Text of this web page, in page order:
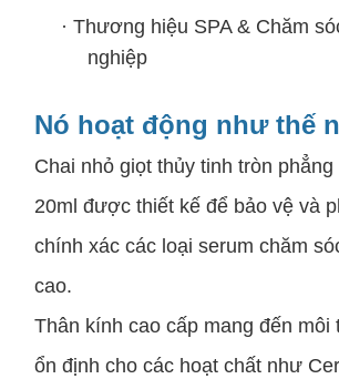
· Thương hiệu SPA & Chăm
nghiệp
Nó hoạt động như thế
Chai nhỏ giọt thủy tinh tròn
20ml được thiết kế để bảo vệ và
chính xác các loại serum chăm
cao.
Thân kính cao cấp mang đến
ổn định cho các hoạt chất như